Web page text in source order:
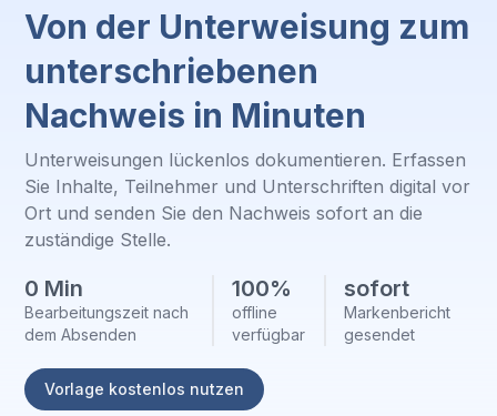
Von der Unterweisung zum
unterschriebenen
Nachweis in Minuten
Unterweisungen lückenlos dokumentieren. Erfassen
Sie Inhalte, Teilnehmer und Unterschriften digital vor
Ort und senden Sie den Nachweis sofort an die
zuständige Stelle.
0 Min
Bearbeitungszeit nach
dem Absenden
100%
offline
verfügbar
sofort
Markenbericht
gesendet
Vorlage kostenlos nutzen